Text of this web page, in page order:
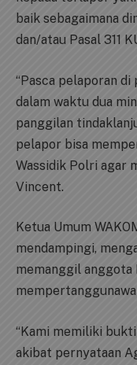
baik sebagaimana
dan/atau Pasal 311
“Pasca pelaporan di
dalam waktu dua
panggilan
pelapor bisa
Wassidik Polri agar
Vincent.
Ketua Umum
mendampingi,
memanggil anggota
“Kami memiliki
akibat pernyataan